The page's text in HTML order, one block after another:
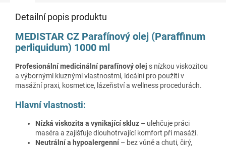
Detailní popis produktu
MEDISTAR CZ Parafínový olej (Paraffinum
perliquidum) 1000 ml
Profesionální medicinální parafínový olej s nízkou viskozitou
a výbornými kluznými vlastnostmi, ideální pro použití v
masážní praxi, kosmetice, lázeňství a wellness procedurách.
Hlavní vlastnosti:
Nízká viskozita a vynikající skluz – ulehčuje práci
maséra a zajišťuje dlouhotrvající komfort při masáži.
Neutrální a hypoalergenní – bez vůně a chuti, čirý,